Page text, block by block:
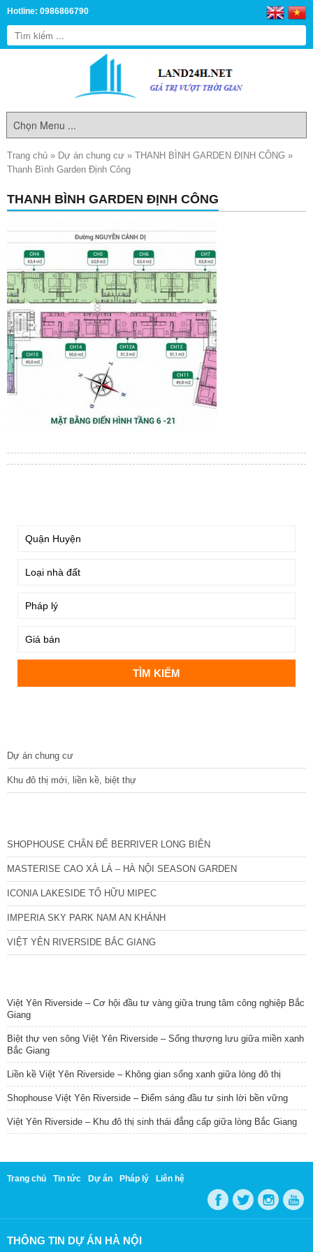
Hotline: 0986866790
Trang chủ » Dự án chung cư » THANH BÌNH GARDEN ĐỊNH CÔNG »
Thanh Bình Garden Định Công
THANH BÌNH GARDEN ĐỊNH CÔNG
Dự án chung cư
Khu đô thị mới, liền kề, biệt thự
SHOPHOUSE CHÂN ĐẾ BERRIVER LONG BIÊN
MASTERISE CAO XÀ LÁ – HÀ NỘI SEASON GARDEN
ICONIA LAKESIDE TỐ HỮU MIPEC
IMPERIA SKY PARK NAM AN KHÁNH
VIỆT YÊN RIVERSIDE BẮC GIANG
Việt Yên Riverside – Cơ hội đầu tư vàng giữa trung tâm công nghiệp Bắc
Giang
Biệt thự ven sông Việt Yên Riverside – Sống thượng lưu giữa miền xanh
Bắc Giang
Liền kề Việt Yên Riverside – Không gian sống xanh giữa lòng đô thị
Shophouse Việt Yên Riverside – Điểm sáng đầu tư sinh lời bền vững
Việt Yên Riverside – Khu đô thị sinh thái đẳng cấp giữa lòng Bắc Giang
Trang chủ Tin tức Dự án Pháp lý Liên hệ
THÔNG TIN DỰ ÁN HÀ NỘI